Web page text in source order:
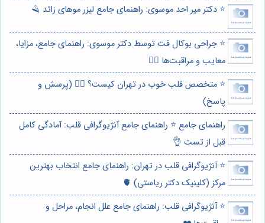
⭐️ دکتر میر احد موسوی: راهنمای جامع لیزر موهای زائد 🪒
⭐️ جراحی بوکال فت توسط دکتر موسوی: راهنمای جامع، مزایا،
معایب و مراقبت‌ها 👨‍⚕️
⭐️ متخصص قلب خوب در تهران کیست؟ 👨‍⚕️ (پرسش و
پاسخ)
راهنمای جامع ⭐️ راهنمای جامع آنژیوگرافی قلب: آمادگی کامل
قبل از تست 👌
⭐️ آنژیوگرافی قلب در تهران: راهنمای جامع انتخاب بهترین
مرکز (کلینیک دکتر ریاستی) 🫀
⭐️ آنژیوگرافی قلب: راهنمای جامع علل انجام، مراحل و